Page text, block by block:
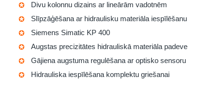
Divu kolonnu dizains ar lineārām vadotnēm
Slīpzāģēšana ar hidraulisku materiāla iespīlēšanu
Siemens Simatic KP 400
Augstas precizitātes hidrauliskā materiāla padeve
Gājiena augstuma regulēšana ar optisko sensoru
Hidrauliska iespīlēšana komplektu griešanai